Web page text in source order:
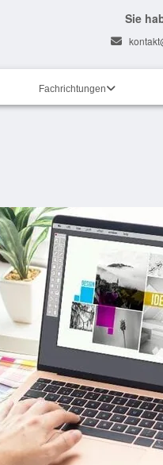
Sie
Fachrichtungen